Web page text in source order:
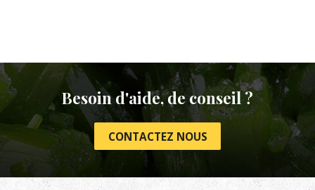
Besoin d'aide, de conseil ?
CONTACTEZ NOUS